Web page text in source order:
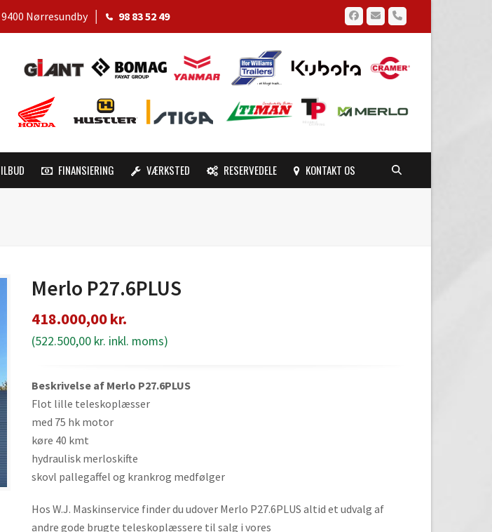
Nørresundby 98 83 52 49 Facebook
EmailPhone
FINANSIERING VÆRKSTED RESERVEDELE KONTAKT OS
Merlo P27.6PLUS
418.000,00kr.
(522.500,00 kr. inkl. moms)
Beskrivelse af Merlo P27.6PLUS
Flot lille teleskoplæsser
med 75 hk motor
køre 40 kmt
hydraulisk merloskifte
skovl pallegaffel og krankrog medfølger
Hos W.J. Maskinservice finder du udover Merlo P27.6PLUS altid et udvalg af
andre gode brugte teleskoplæssere til salg i vores